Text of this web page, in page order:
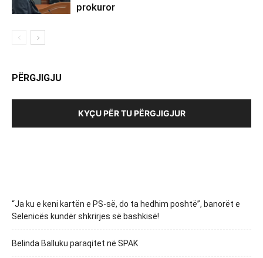
prokuror
PËRGJIGJU
KYÇU PËR TU PËRGJIGJUR
“Ja ku e keni kartën e PS-së, do ta hedhim poshtë”, banorët e
Selenicës kundër shkrirjes së bashkisë!
Belinda Balluku paraqitet në SPAK